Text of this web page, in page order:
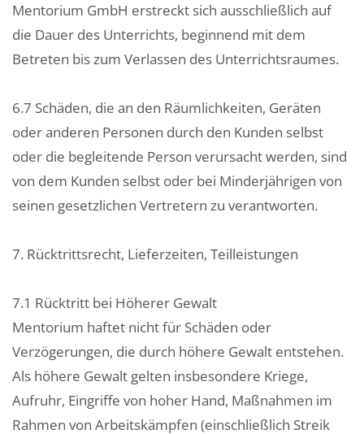
Mentorium GmbH erstreckt sich ausschließlich auf
die Dauer des Unterrichts, beginnend mit dem
Betreten bis zum Verlassen des Unterrichtsraumes.
6.7 Schäden, die an den Räumlichkeiten, Geräten
oder anderen Personen durch den Kunden selbst
oder die begleitende Person verursacht werden, sind
von dem Kunden selbst oder bei Minderjährigen von
seinen gesetzlichen Vertretern zu verantworten.
7. Rücktrittsrecht, Lieferzeiten, Teilleistungen
7.1 Rücktritt bei Höherer Gewalt
Mentorium haftet nicht für Schäden oder
Verzögerungen, die durch höhere Gewalt entstehen.
Als höhere Gewalt gelten insbesondere Kriege,
Aufruhr, Eingriffe von hoher Hand, Maßnahmen im
Rahmen von Arbeitskämpfen (einschließlich Streik